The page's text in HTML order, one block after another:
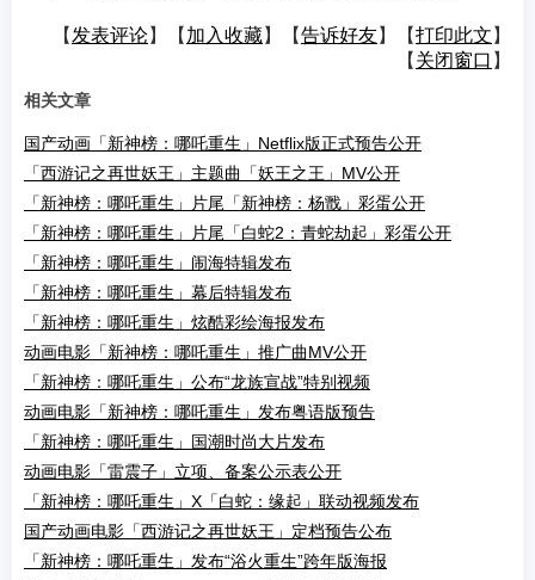
【 发表评论】【 加入收藏】【告诉好友】【打印此文 】
【 关闭窗口 】
相关文章
国产动画「新神榜：哪吒重生」Netflix版正式预告公开
「西游记之再世妖王」主题曲「妖王之王」MV公开
「新神榜：哪吒重生」片尾「新神榜：杨戬」彩蛋公开
「新神榜：哪吒重生」片尾「白蛇2：青蛇劫起」彩蛋公开
「新神榜：哪吒重生」闹海特辑发布
「新神榜：哪吒重生」幕后特辑发布
「新神榜：哪吒重生」炫酷彩绘海报发布
动画电影「新神榜：哪吒重生」推广曲MV公开
「新神榜：哪吒重生」公布“龙族宣战”特别视频
动画电影「新神榜：哪吒重生」发布粤语版预告
「新神榜：哪吒重生」国潮时尚大片发布
动画电影「雷震子」立项、备案公示表公开
「新神榜：哪吒重生」X「白蛇：缘起」联动视频发布
国产动画电影「西游记之再世妖王」定档预告公布
「新神榜：哪吒重生」发布“浴火重生”跨年版海报